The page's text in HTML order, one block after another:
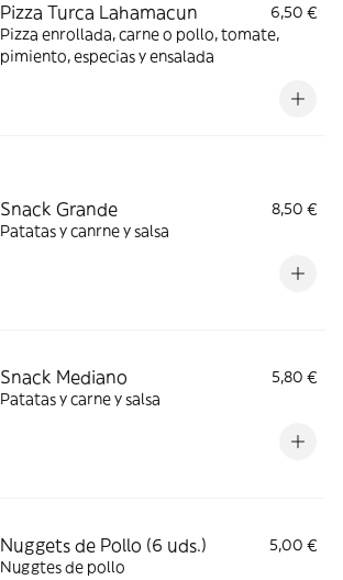
Pizza Turca Lahamacun
6,50 €
Pizza enrollada, carne o pollo, tomate,
pimiento, especias y ensalada
Snack Grande
8,50 €
Patatas y canrne y salsa
Snack Mediano
5,80 €
Patatas y carne y salsa
Nuggets de Pollo (6 uds.)
5,00 €
Nuggtes de pollo